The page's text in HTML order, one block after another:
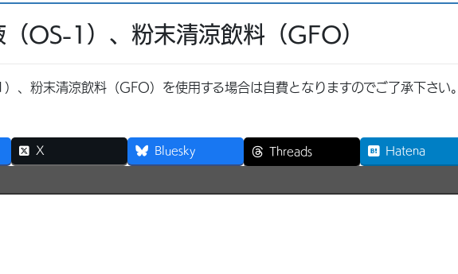
（OS-1）、粉末清涼飲料（GFO）
、粉末清涼飲料（GFO）を使用する場合は自費となりますのでご了承下さい。
X Bluesky Threads Hatena